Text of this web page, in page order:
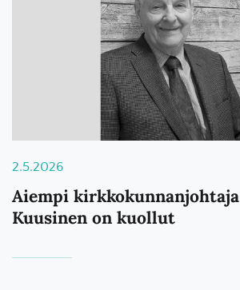
2.5.2026
Aiempi
Kuusinen on kuollut